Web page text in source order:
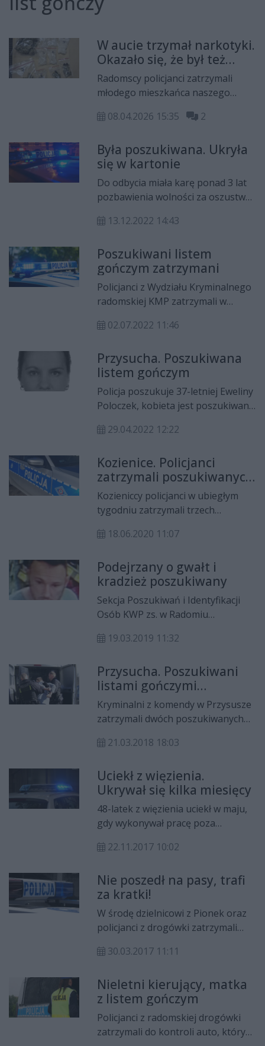
W aucie trzymał narkotyki.
Okazało się, że był też
poszukiwany listem
gończym
Radomscy policjanci zatrzymali
młodego mieszkańca naszego
środki odurzające. W trakcie
że mężczyzna był poszukiwany na
podstawie listu gończego.
08.04.2026 15:35 2
Była poszukiwana. Ukryła
się w kartonie
Do odbycia miała karę ponad 3 lat
pozbawienia wolności za oszustwa,
Poszukiwaną od blisko pół roku
kartonie na strychu.
13.12.2022 14:43
Poszukiwani listem
gończym zatrzymani
Policjanci z Wydziału Kryminalnego
radomskiej KMP zatrzymali w
mężczyzn poszukiwanych listami
43 latka, radomscy kryminalni
namierzyli na terenie Woli
Jabłońskiej, gdzie po pościgu został
zatrzymany. Drugi, 39-latek, został
zatrzymany na terenie Konina, a
następnie obaj trafili do aresztów
02.07.2022 11:46
Przysucha. Poszukiwana
listem gończym
Policja poszukuje 37-letniej Eweliny
Poloczek, kobieta jest poszukiwana
29.04.2022 12:22
Kozienice. Policjanci
zatrzymali poszukiwanych
listem gończym
Kozieniccy policjanci w ubiegłym
tygodniu zatrzymali trzech
gończym, którzy ukrywali się przed
trafi już do zakładu karnego.
18.06.2020 11:07
Podejrzany o gwałt i
kradzież poszukiwany
Sekcja Poszukiwań i Identyfikacji
Osób KWP zs. w Radomiu
kradzieże Tomasza Kosika. Za
Europejski Nakaz Aresztowania
przez Sąd Okręgowy w Radomiu.
19.03.2019 11:32
Przysucha. Poszukiwani
listami gończymi
zatrzymani
Kryminalni z komendy w Przysusze
zatrzymali dwóch poszukiwanych
wymiarem sprawiedliwości. 35-latek
roku więzienia, a 23-latek 6
miesięcy. Obaj trafili już do aresztu
śledczego.
21.03.2018 18:03
Uciekł z więzienia.
Ukrywał się kilka miesięcy
48-latek z więzienia uciekł w maju,
gdy wykonywał pracę poza
wyrok za zabójstwo. Poszukiwany
trafił za kratki, dzięki współpracy
policjantów z Radomia i Płońska.
22.11.2017 10:02
Nie poszedł na pasy, trafi
za kratki!
W środę dzielnicowi z Pionek oraz
policjanci z drogówki zatrzymali
kontrolach drogowych.
30.03.2017 11:11
Nieletni kierujący, matka
z listem gończym
Policjanci z radomskiej drogówki
zatrzymali do kontroli auto, którym